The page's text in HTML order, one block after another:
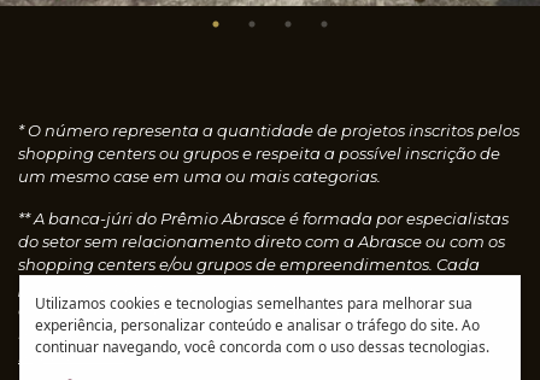
* O número representa a quantidade de projetos inscritos pelos
shopping centers ou grupos e respeita a possível inscrição de
um mesmo case em uma ou mais categorias.
** A banca-júri do Prêmio Abrasce é formada por especialistas
do setor sem relacionamento direto com a Abrasce ou com os
shopping centers e/ou grupos de empreendimentos. Cada
concedendo notas, que são calculadas automaticamente e
resultam nos vencedores de cada categoria.Leia o
regulamento
Utilizamos cookies e tecnologias semelhantes para melhorar sua
experiência, personalizar conteúdo e analisar o tráfego do site. Ao
continuar navegando, você concorda com o uso dessas tecnologias.